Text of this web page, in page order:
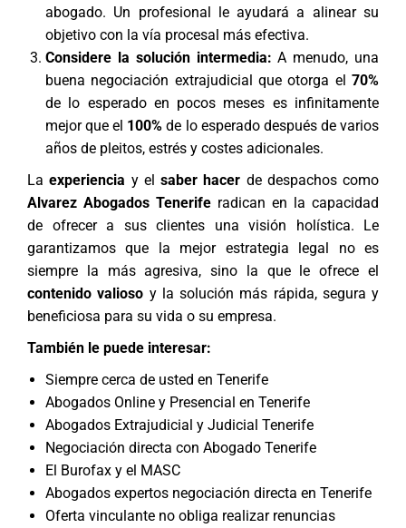
abogado. Un profesional le ayudará a alinear su
objetivo con la vía procesal más efectiva.
Considere la solución intermedia: A menudo, una
buena negociación extrajudicial que otorga el 70%
de lo esperado en pocos meses es infinitamente
mejor que el 100% de lo esperado después de varios
años de pleitos, estrés y costes adicionales.
Laexperiencia y el saber hacer de despachos como
Alvarez Abogados Tenerife radican en la capacidad
de ofrecer a sus clientes una visión holística. Le
garantizamos que la mejor estrategia legal no es
siempre la más agresiva, sino la que le ofrece el
contenido valioso y la solución más rápida, segura y
beneficiosa para su vida o su empresa.
También le puede interesar:
Siempre cerca de usted en Tenerife
Abogados Online y Presencial en Tenerife
Abogados Extrajudicial y Judicial Tenerife
Negociación directa con Abogado Tenerife
El Burofax y el MASC
Abogados expertos negociación directa en Tenerife
Oferta vinculante no obliga realizar renuncias